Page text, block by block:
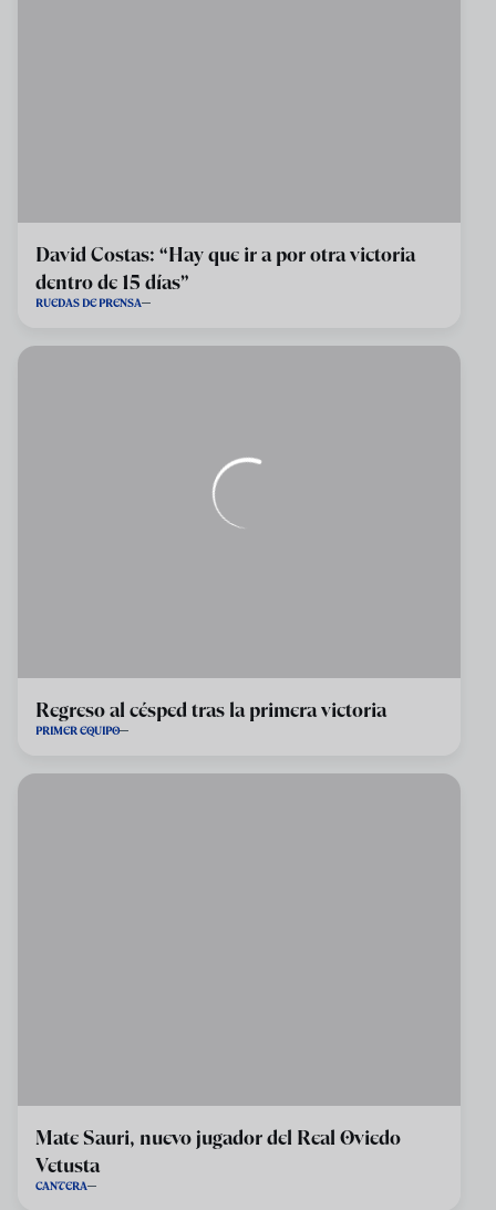
David Costas: “Hay que ir a por otra victoria
dentro de 15 días”
RUEDAS DE PRENSA
Regreso al césped tras la primera victoria
PRIMER EQUIPO
Mate Sauri, nuevo jugador del Real Oviedo
Vetusta
CANTERA